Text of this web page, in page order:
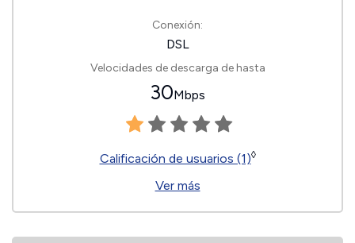
Conexión:
DSL
Velocidades de descarga de hasta
30Mbps
Calificación de usuarios (1)◊
Ver más